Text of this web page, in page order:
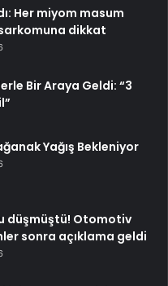
Her miyom masum
dikkat
Bir Araya Geldi: “3
Yağış Bekleniyor
düşmüştü! Otomotiv
sonra açıklama geldi